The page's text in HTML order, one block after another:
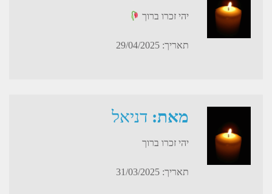
יהי זכרו ברוך
תאריך: 29/04/2025
מאת: דניאל
יהי זכרו ברוך
תאריך: 31/03/2025